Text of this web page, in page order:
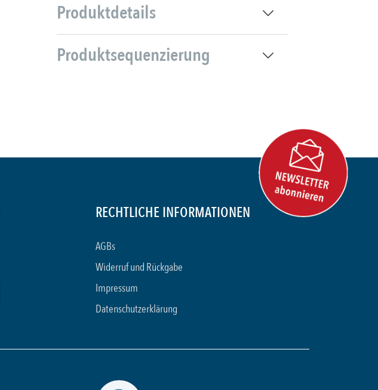
Produktdetails
Produktsequenzierung
RECHTLICHE INFORMATIONEN
AGBs
Widerruf und Rückgabe
Impressum
Datenschutzerklärung